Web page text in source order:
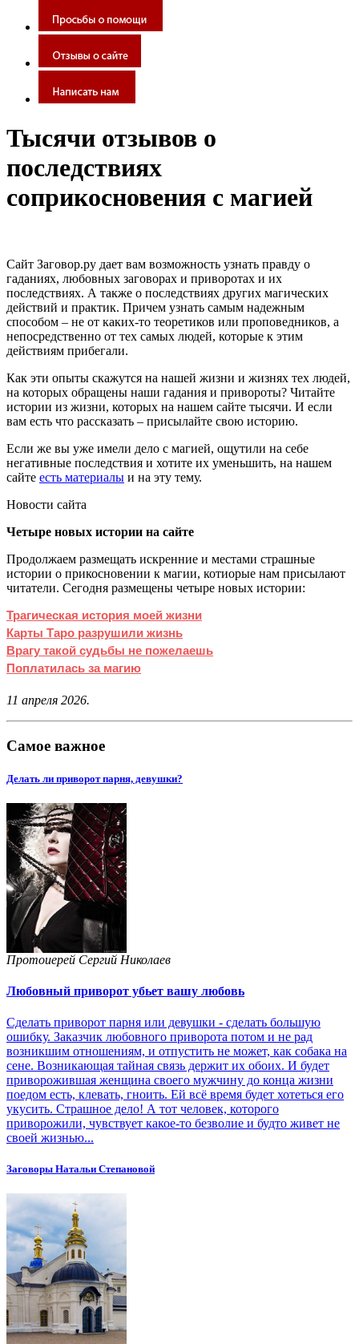
Тысячи отзывов о
последствиях
соприкосновения с магией
Сайт Заговор.ру дает вам возможность узнать правду о
гаданиях, любовных заговорах и приворотах и их
последствиях. А также о последствиях других магических
действий и практик. Причем узнать самым надежным
способом – не от каких-то теоретиков или проповедников, а
непосредственно от тех самых людей, которые к этим
действиям прибегали.
Как эти опыты скажутся на нашей жизни и жизнях тех людей,
на которых обращены наши гадания и привороты? Читайте
истории из жизни, которых на нашем сайте тысячи. И если
вам есть что рассказать – присылайте свою историю.
Если же вы уже имели дело с магией, ощутили на себе
негативные последствия и хотите их уменьшить, на нашем
сайте есть материалы и на эту тему.
Новости сайта
Четыре новых истории на сайте
Продолжаем размещать искренние и местами страшные
истории о прикосновении к магии, котиорые нам присылают
читатели. Сегодня размещены четыре новых истории:
Трагическая история моей жизни
Карты Таро разрушили жизнь
Врагу такой судьбы не пожелаешь
Поплатилась за магию
11 апреля 2026.
Самое важное
Делать ли приворот парня, девушки?
Протоиерей Сергий Николаев
Любовный приворот убьет вашу любовь
Сделать приворот парня или девушки - сделать большую
ошибку. Заказчик любовного приворота потом и не рад
возникшим отношениям, и отпустить не может, как собака на
сене. Возникающая тайная связь держит их обоих. И будет
приворожившая женщина своего мужчину до конца жизни
поедом есть, клевать, гноить. Ей всё время будет хотеться его
укусить. Страшное дело! А тот человек, которого
приворожили, чувствует какое-то безволие и будто живет не
своей жизнью...
Заговоры Натальи Степановой